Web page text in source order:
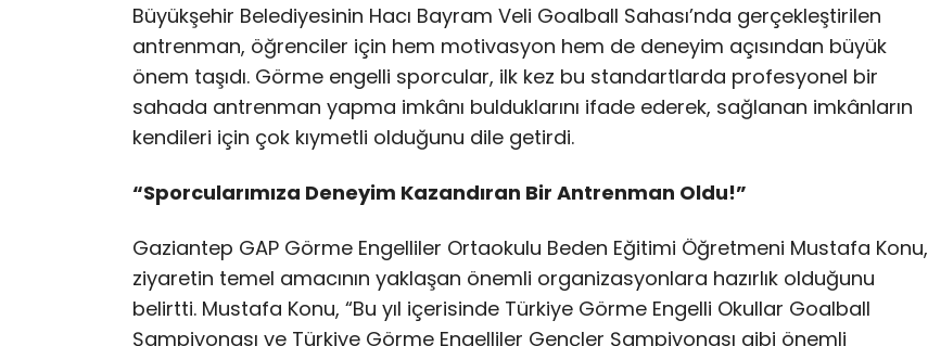
Büyükşehir Belediyesinin Hacı Bayram Veli Goalball Sahası’nda gerçekleştirilen
antrenman, öğrenciler için hem motivasyon hem de deneyim açısından büyük
önem taşıdı. Görme engelli sporcular, ilk kez bu standartlarda profesyonel bir
sahada antrenman yapma imkânı bulduklarını ifade ederek, sağlanan imkânların
kendileri için çok kıymetli olduğunu dile getirdi.
“Sporcularımıza Deneyim Kazandıran Bir Antrenman Oldu!”
Gaziantep GAP Görme Engelliler Ortaokulu Beden Eğitimi Öğretmeni Mustafa Konu,
ziyaretin temel amacının yaklaşan önemli organizasyonlara hazırlık olduğunu
belirtti. Mustafa Konu, “Bu yıl içerisinde Türkiye Görme Engelli Okullar Goalball
Şampiyonası ve Türkiye Görme Engelliler Gençler Şampiyonası gibi önemli